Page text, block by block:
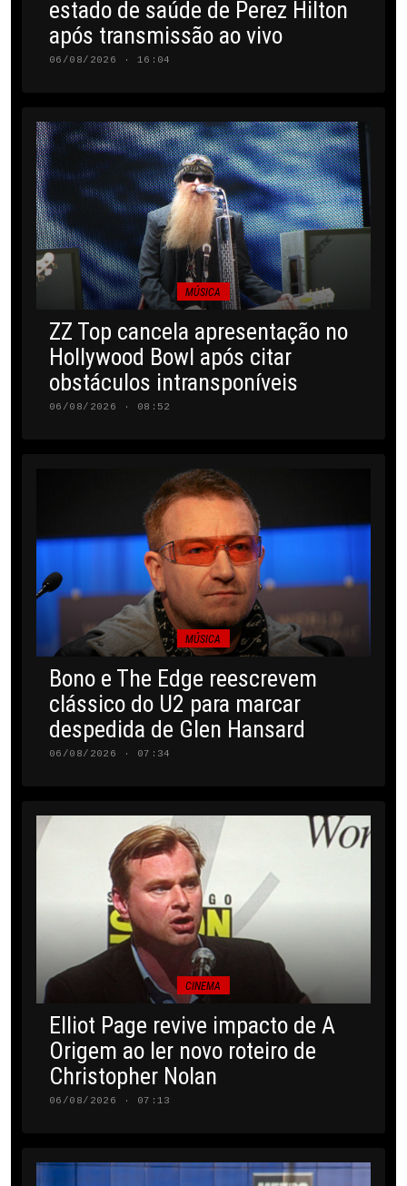
estado de saúde de Perez Hilton
após transmissão ao vivo
06/08/2026 · 16:04
MÚSICA
ZZ Top cancela apresentação no
Hollywood Bowl após citar
obstáculos intransponíveis
06/08/2026 · 08:52
MÚSICA
Bono e The Edge reescrevem
clássico do U2 para marcar
despedida de Glen Hansard
06/08/2026 · 07:34
CINEMA
Elliot Page revive impacto de A
Origem ao ler novo roteiro de
Christopher Nolan
06/08/2026 · 07:13